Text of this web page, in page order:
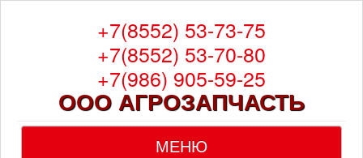
+7(8552) 53-73-75
+7(8552) 53-70-80
+7(986) 905-59-25
ООО АГРОЗАПЧАСТЬ
МЕНЮ